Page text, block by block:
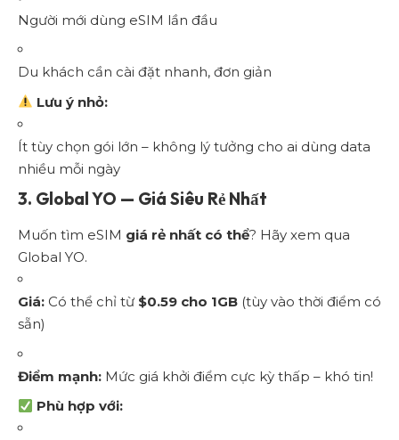
Người mới dùng eSIM lần đầu
Du khách cần cài đặt nhanh, đơn giản
Lưu ý nhỏ:
Ít tùy chọn gói lớn – không lý tưởng cho ai dùng data
nhiều mỗi ngày
3. Global YO — Giá Siêu Rẻ Nhất
Muốn tìm eSIM giá rẻ nhất có thể? Hãy xem qua
Global YO.
Giá: Có thể chỉ từ $0.59 cho 1GB (tùy vào thời điểm có
sẵn)
Điểm mạnh: Mức giá khởi điểm cực kỳ thấp – khó tin!
Phù hợp với: